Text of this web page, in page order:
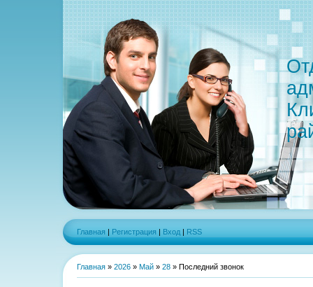
Главная | Регистрация | Вход | RSS
Главная » 2026 » Май » 28 » Последний звонок